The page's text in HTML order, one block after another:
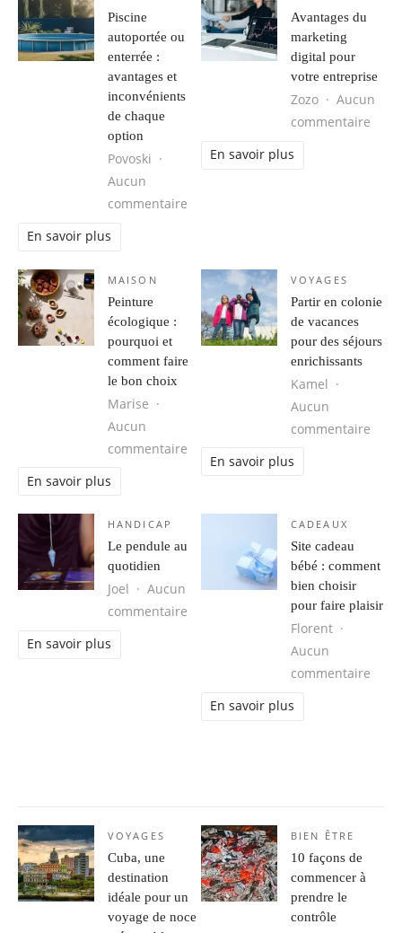
Piscine
autoportée ou
enterrée :
avantages et
inconvénients
de chaque
option
Povoski
Aucun
commentaire
En savoir plus
Avantages du
marketing
digital pour
votre entreprise
Zozo
Aucun
commentaire
En savoir plus
MAISON
Peinture
écologique :
pourquoi et
comment faire
le bon choix
Marise
Aucun
commentaire
En savoir plus
VOYAGES
Partir en colonie
de vacances
pour des séjours
enrichissants
Kamel
Aucun
commentaire
En savoir plus
HANDICAP
Le pendule au
quotidien
Joel
Aucun
commentaire sur Le pendule au quotidien
En savoir plus
CADEAUX
Site cadeau
bébé : comment
bien choisir
pour faire plaisir
Florent
Aucun
commentaire
En savoir plus
VOYAGES
Cuba, une
destination
idéale pour un
voyage de noce
BIEN ÊTRE
10 façons de
commencer à
prendre le
contrôle